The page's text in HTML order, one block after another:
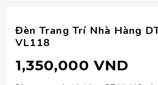
Đèn Trang Trí Nhà Hàng
VL118
1,350,000 VND